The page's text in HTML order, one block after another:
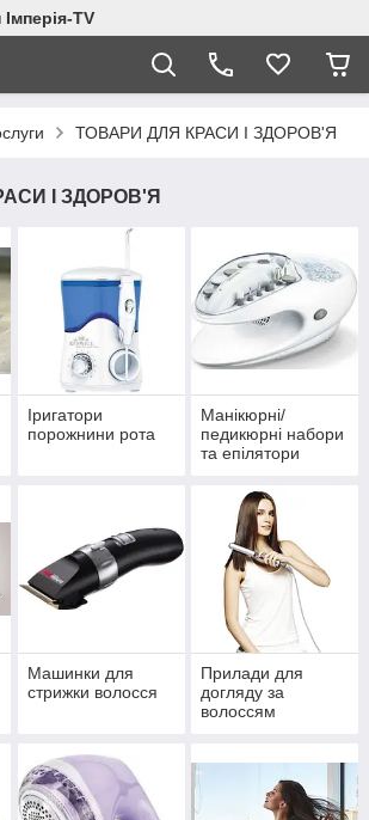
TV
ТОВАРИ ДЛЯ КРАСИ І ЗДОРОВ'Я
І ЗДОРОВ'Я
Іригатори
порожнини рота
Манікюрні/
педикюрні набори
та епілятори
Машинки для
стрижки волосся
Прилади для
догляду за
волоссям